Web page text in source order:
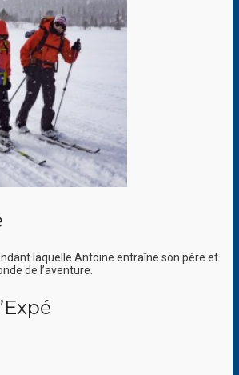
laquelle Antoine entraîne son père et
de l’aventure.